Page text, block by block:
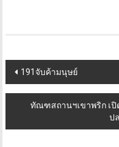
Post
navigation
191จับค้ามนุษย์
ทัณฑสถานฯเขาพริก เปิ
ป